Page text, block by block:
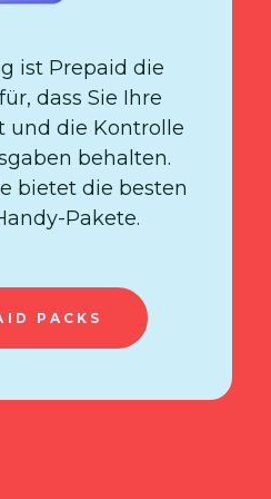
ist Prepaid die
dass Sie Ihre
und die Kontrolle
behalten.
bietet die besten
Pakete.
PACKS